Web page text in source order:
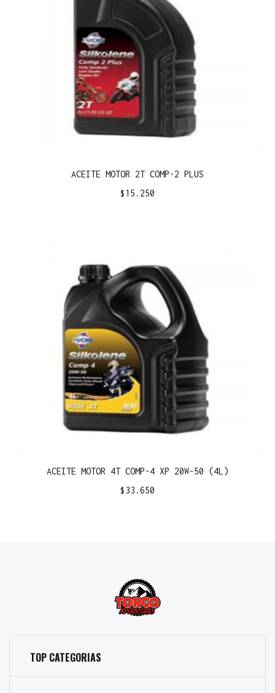
ACEITE MOTOR 2T COMP-2 PLUS
$15.250
ACEITE MOTOR 4T COMP-4 XP 20W-50 (4L)
$33.650
TOP CATEGORIAS